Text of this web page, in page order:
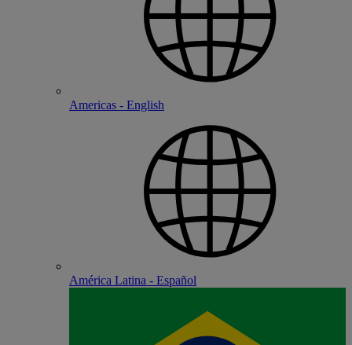
Americas - English
América Latina - Español